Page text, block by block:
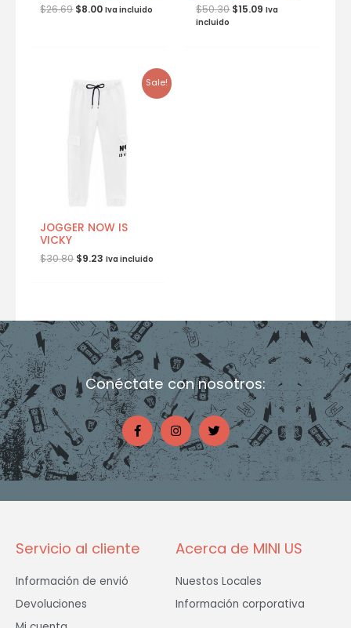
$26.69 $8.00 Iva incluido $50.30 $15.09 Iva
incluido
Sale!
JOGGER NOW IS
VICKY
$30.80 $9.23 Iva incluido
Conéctate con nosotros:
F
a
c
e
b
o
o
I
n
s
t
a
g
r
T
w
i
t
t
e
Servicio al cliente
Información de envió
Devoluciones
Acerca de MINI US
Nuestos Locales
Información corporativa